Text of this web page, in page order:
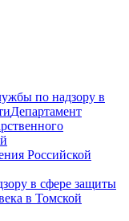
по надзору в
Департамент
Российской
в сфере защиты
в Томской